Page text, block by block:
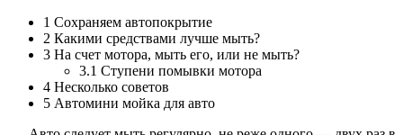
1 Сохраняем автопокрытие
2 Какими средствами лучше мыть?
3 На счет мотора, мыть его, или не мыть?
3.1 Ступени помывки мотора
4 Несколько советов
5 Автомини мойка для авто